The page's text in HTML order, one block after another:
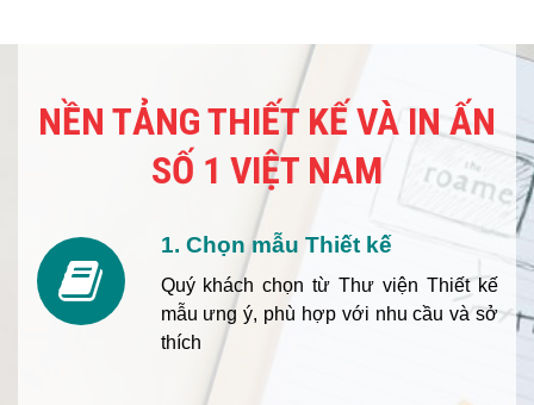
NỀN TẢNG THIẾT KẾ VÀ IN ẤN
SỐ 1 VIỆT NAM
1. Chọn mẫu Thiết kế
Quý khách chọn từ Thư viện Thiết kế
mẫu ưng ý, phù hợp với nhu cầu và sở
thích